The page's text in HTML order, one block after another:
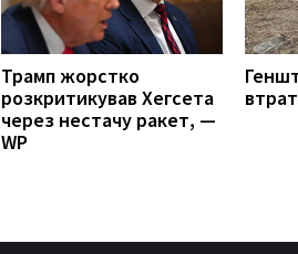
Трамп жорстко
розкритикував Хегсета
через нестачу ракет, —
WP